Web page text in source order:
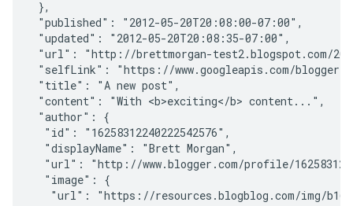
},
"published": "2012-05-20T20:08:00-07:00",
"updated": "2012-05-20T20:08:35-07:00",
"url": "http://brettmorgan-test2.blogspot.com/
"selfLink": "https://www.googleapis.com/blogger/v3/
"title": "A new post",
"content": "With <b>exciting</b> content...",
"author": {
  "id": "16258312240222542576",
  "displayName": "Brett Morgan",
"url": "http://www.blogger.com/profile/
  "image": {
"url": "https://resources.blogblog.com/img/